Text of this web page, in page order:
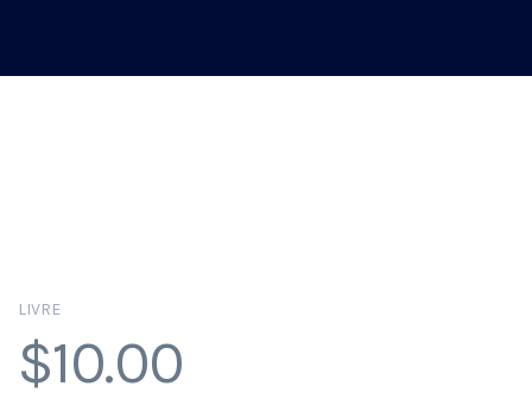
LIVRE
$10.00